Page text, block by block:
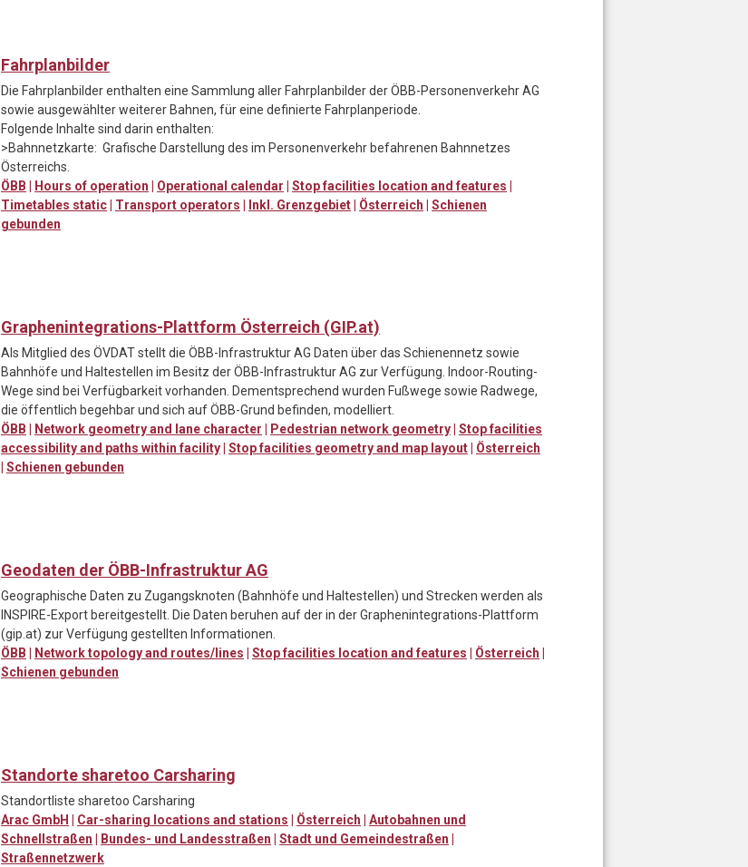
Fahrplanbilder
Die Fahrplanbilder enthalten eine Sammlung aller Fahrplanbilder der ÖBB-Personenverkehr AG
sowie ausgewählter weiterer Bahnen, für eine definierte Fahrplanperiode.
Folgende Inhalte sind darin enthalten:
>Bahnnetzkarte: Grafische Darstellung des im Personenverkehr befahrenen Bahnnetzes
Österreichs.
ÖBB | Hours of operation | Operational calendar | Stop facilities location and features |
Timetables static| Transport operators | Inkl. Grenzgebiet| Österreich | Schienen
gebunden
Graphenintegrations-Plattform Österreich (GIP.at)
Als Mitglied des ÖVDAT stellt die ÖBB-Infrastruktur AG Daten über das Schienennetz sowie
Bahnhöfe und Haltestellen im Besitz der ÖBB-Infrastruktur AG zur Verfügung. Indoor-Routing-
Wege sind bei Verfügbarkeit vorhanden. Dementsprechend wurden Fußwege sowie Radwege,
die öffentlich begehbar und sich auf ÖBB-Grund befinden, modelliert.
ÖBB | Network geometry and lane character | Pedestrian network geometry| Stop facilities
accessibility and paths within facility| Stop facilities geometry and map layout| Österreich
| Schienen gebunden
Geodaten der ÖBB-Infrastruktur AG
Geographische Daten zu Zugangsknoten (Bahnhöfe und Haltestellen) und Strecken werden als
INSPIRE-Export bereitgestellt. Die Daten beruhen auf der in der Graphenintegrations-Plattform
(gip.at) zur Verfügung gestellten Informationen.
ÖBB | Network topology and routes/lines | Stop facilities location and features | Österreich |
Schienen gebunden
Standorte sharetoo Carsharing
Standortliste sharetoo Carsharing
Arac GmbH | Car-sharing locations and stations | Österreich | Autobahnen und
Schnellstraßen | Bundes- und Landesstraßen | Stadt und Gemeindestraßen |
Straßennetzwerk